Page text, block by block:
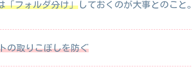
「フォルダ分け」 しておくのが大事とのこと。
の取りこぼしを防ぐ